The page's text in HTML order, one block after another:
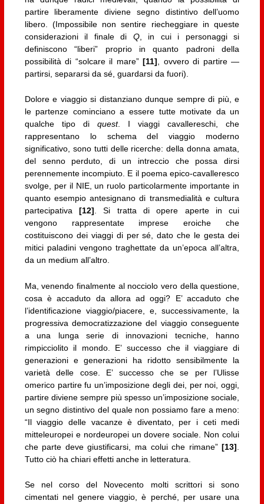
partire liberamente diviene segno distintivo dell’uomo
libero. (Impossibile non sentire riecheggiare in queste
considerazioni il finale di Q, in cui i personaggi si
definiscono “liberi” proprio in quanto padroni della
possibilità di “solcare il mare”[11] , ovvero di partire —
partirsi, separarsi da sé, guardarsi da fuori).
Dolore e viaggio si distanziano dunque sempre di più, e
le partenze cominciano a essere tutte motivate da un
qualche tipo di quest. I viaggi cavallereschi, che
rappresentano lo schema del viaggio moderno
significativo, sono tutti delle ricerche: della donna amata,
del senno perduto, di un intreccio che possa dirsi
perennemente incompiuto. E il poema epico-cavalleresco
svolge, per il NIE, un ruolo particolarmente importante in
quanto esempio antesignano di transmedialità e cultura
partecipativa[12] . Si tratta di opere aperte in cui
vengono rappresentate imprese eroiche che
costituiscono dei viaggi di per sé, dato che le gesta dei
mitici paladini vengono traghettate da un’epoca all’altra,
da un medium all’altro.
Ma, venendo finalmente al nocciolo vero della questione,
cosa è accaduto da allora ad oggi? E’ accaduto che
l’identificazione viaggio/piacere, e, successivamente, la
progressiva democratizzazione del viaggio conseguente
a una lunga serie di innovazioni tecniche, hanno
rimpicciolito il mondo. E’ successo che il viaggiare di
generazioni e generazioni ha ridotto sensibilmente la
varietà delle cose. E’ successo che se per l’Ulisse
omerico partire fu un’imposizione degli dei, per noi, oggi,
partire diviene sempre più spesso un’imposizione sociale,
un segno distintivo del quale non possiamo fare a meno:
“Il viaggio delle vacanze è diventato, per i ceti medi
mitteleuropei e nordeuropei un dovere sociale. Non colui
che parte deve giustificarsi, ma colui che rimane”[13]
Tutto ciò ha chiari effetti anche in letteratura.
Se nel corso del Novecento molti scrittori si sono
cimentati nel genere viaggio, è perché, per usare una